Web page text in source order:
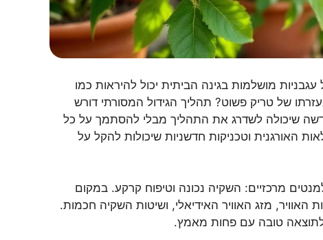
מושלמות בגינה הביתית יכול להיראות כמו
של טריק פשוט? תהליך הגידול המסורתי דורש
שיכולה לשדרג את התהליך מבלי להסתמך על כל
האורגנית וטכניקות חדשניות שיכולות להקל על
מרכזיים: השקיה נכונה וטיפוח קרקע. במקום
מזג האוויר האידיאלי, ושיטות השקיה חכמות.
לתוצאה טובה עם פחות מאמץ.